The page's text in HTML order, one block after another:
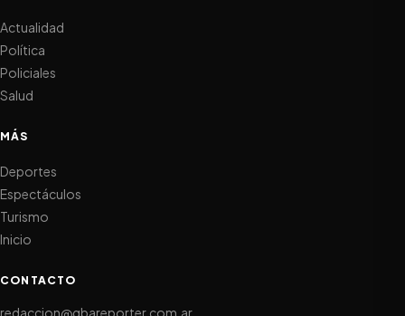
Actualidad
Política
Policiales
Salud
MÁS
Deportes
Espectáculos
Turismo
Inicio
CONTACTO
redaccion@gbareporter.com.ar